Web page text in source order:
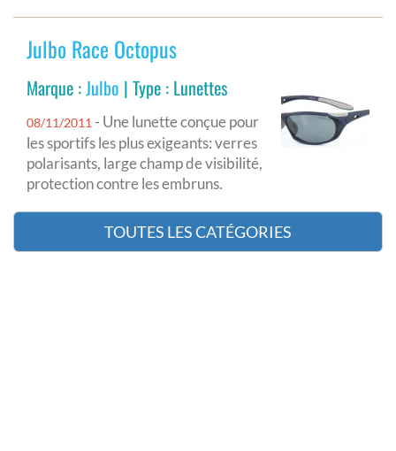
Julbo Race Octopus
Marque :Julbo | Type : Lunettes
08/11/2011 - Une lunette conçue pour
les sportifs les plus exigeants: verres
polarisants, large champ de visibilité,
protection contre les embruns.
TOUTES LES CATÉGORIES